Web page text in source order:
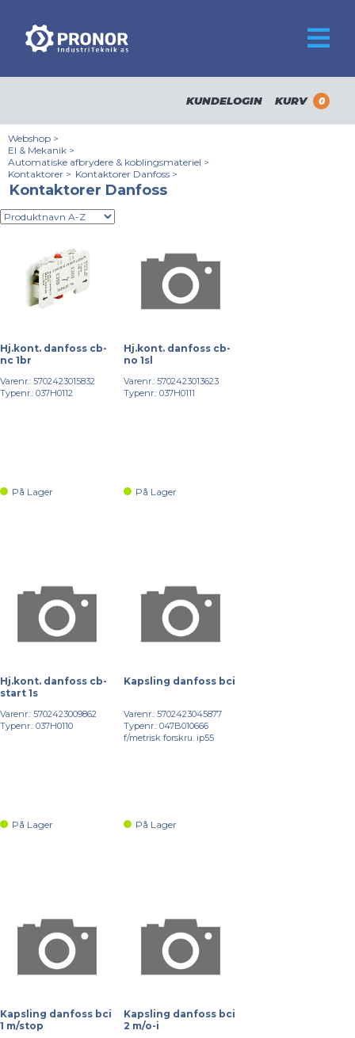
KUNDELOGIN KURV 0
Webshop >
El & Mekanik >
Automatiske afbrydere & koblingsmateriel >
Kontaktorer > Kontaktorer Danfoss >
Kontaktorer Danfoss
Hj.kont. danfoss cb-
nc 1br
Varenr.: 5702423015832
Typenr.: 037H0112
På Lager
Hj.kont. danfoss cb-
no 1sl
Varenr.: 5702423013623
Typenr.: 037H0111
På Lager
Hj.kont. danfoss cb-
start 1s
Varenr.: 5702423009862
Typenr.: 037H0110
På Lager
Kapsling danfoss bci
Varenr.: 5702423045877
Typenr.: 047B010666
f/metrisk forskru. ip55
På Lager
Kapsling danfoss bci
1 m/stop
Kapsling danfoss bci
2 m/o-i